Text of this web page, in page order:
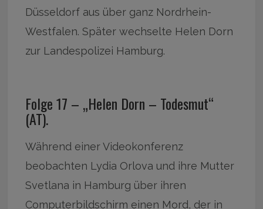
Düsseldorf aus über ganz Nordrhein-
Westfalen. Später wechselte Helen Dorn
zur Landespolizei Hamburg.
Folge 17 – „Helen Dorn – Todesmut“
(AT).
Während einer Videokonferenz
beobachten Lydia Orlova und ihre Mutter
Svetlana in Hamburg über ihren
Computerbildschirm einen Mord, der in